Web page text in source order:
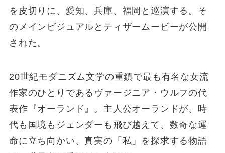
を皮切りに、愛知、兵庫、福岡と巡演する。そ
のメインビジュアルとティザームービーが公開
された。
20世紀モダニズム文学の重鎮で最も有名な女流
作家のひとりであるヴァージニア・ウルフの代
表作『オーランド』。主人公オーランドが、時
代も国境もジェンダーも飛び越えて、数奇な運
命に立ち向かい、真実の「私」を探求する物語